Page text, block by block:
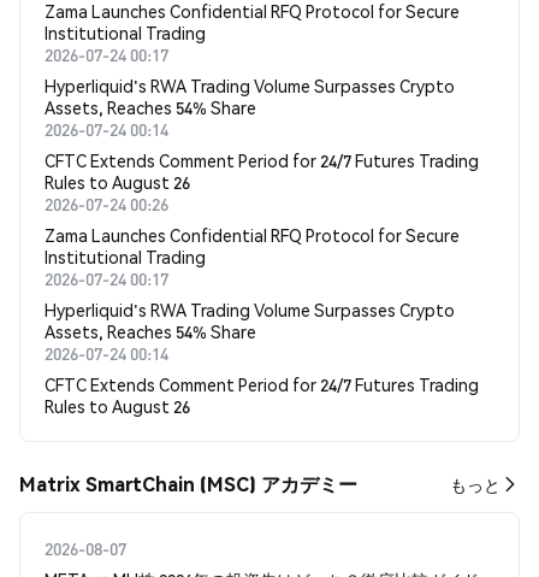
Zama Launches Confidential RFQ Protocol for Secure
Institutional Trading
2026-07-24 00:17
Hyperliquid's RWA Trading Volume Surpasses Crypto
Assets, Reaches 54% Share
2026-07-24 00:14
CFTC Extends Comment Period for 24/7 Futures Trading
Rules to August 26
2026-07-24 00:26
Zama Launches Confidential RFQ Protocol for Secure
Institutional Trading
2026-07-24 00:17
Hyperliquid's RWA Trading Volume Surpasses Crypto
Assets, Reaches 54% Share
2026-07-24 00:14
CFTC Extends Comment Period for 24/7 Futures Trading
Rules to August 26
Matrix SmartChain (MSC) アカデミー もっと
2026-08-07